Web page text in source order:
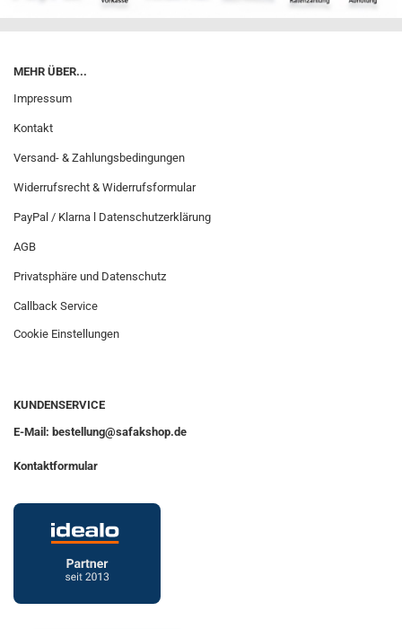
MEHR ÜBER...
Impressum
Kontakt
Versand- & Zahlungsbedingungen
Widerrufsrecht & Widerrufsformular
PayPal / Klarna l Datenschutzerklärung
AGB
Privatsphäre und Datenschutz
Callback Service
Cookie Einstellungen
KUNDENSERVICE
E-Mail: bestellung@safakshop.de
Kontaktformular